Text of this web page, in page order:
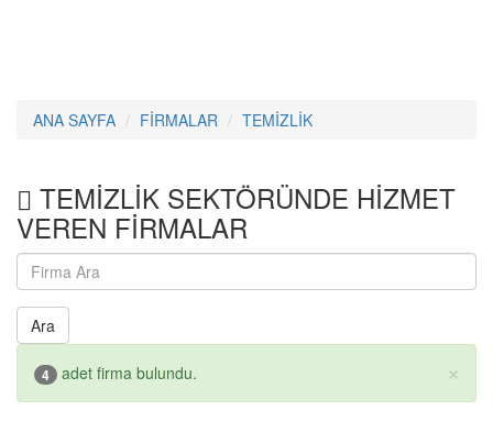
ANA SAYFA FİRMALAR TEMİZLİK
TEMİZLİK SEKTÖRÜNDE HİZMET
VEREN FİRMALAR
Ara
×
4 adet firma bulundu.